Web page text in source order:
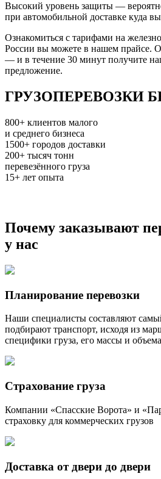
Высокий уровень защиты —
при автомобильной доставке куда
Ознакомиться с тарифами на
России вы можете в нашем прайсе.
— и в течение 30 минут получите
предложение.
ГРУЗОПЕРЕВОЗКИ
800+ клиентов малого
и среднего бизнеса
1500+ городов доставки
200+ тысяч тонн
перевезённого груза
15+ лет опыта
Почему заказывают
у нас
Планирование перевозки
Наши специалисты составляют
подбирают транспорт, исходя из
специфики груза, его массы и объема
Страхование груза
Компании «Спасские Ворота» и
страховку для коммерческих грузов
Доставка от двери до двери